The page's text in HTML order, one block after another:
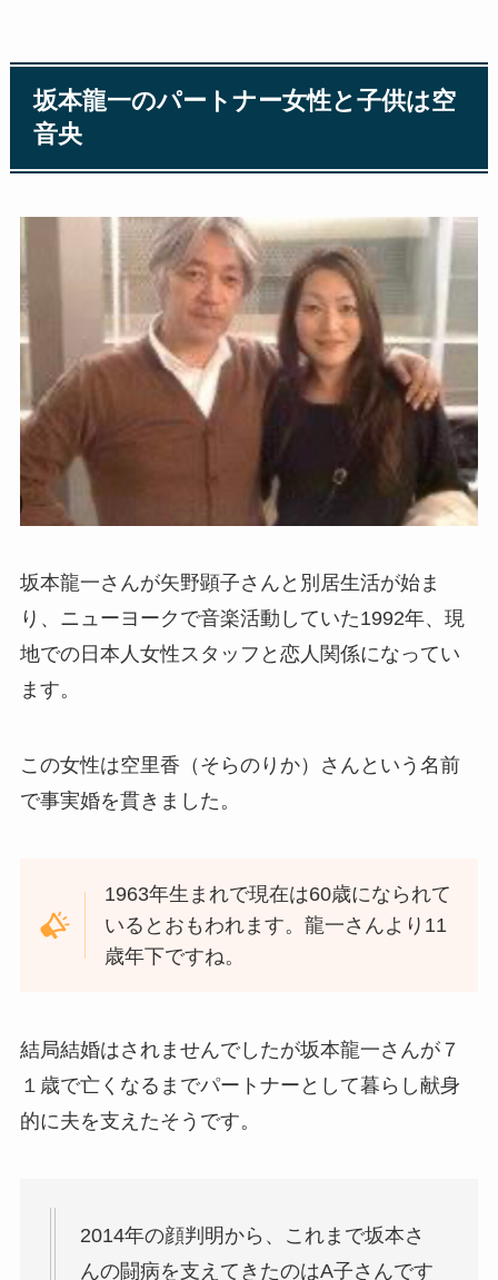
坂本龍一のパートナー女性と子供は空
音央
坂本龍一さんが矢野顕子さんと別居生活が始ま
り、ニューヨークで音楽活動していた1992年、現
地での日本人女性スタッフと恋人関係になってい
ます。
この女性は空里香（そらのりか）さんという名前
で事実婚を貫きました。
1963年生まれで現在は60歳になられて
いるとおもわれます。龍一さんより11
歳年下ですね。
結局結婚はされませんでしたが坂本龍一さんが７
１歳で亡くなるまでパートナーとして暮らし献身
的に夫を支えたそうです。
2014年の顔判明から、これまで坂本さ
んの闘病を支えてきたのはA子さんです